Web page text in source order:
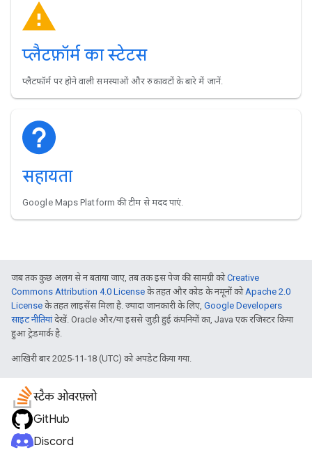
प्लैटफ़ॉर्म का स्टेटस
प्लैटफ़ॉर्म पर होने वाली समस्याओं और रुकावटों के बारे में जानें.
सहायता
Google Maps Platform की टीम से मदद पाएं.
जब तक कुछ अलग से न बताया जाए, तब तक इस पेज की सामग्री कोCreative
Commons Attribution 4.0 License के तहत और कोड के नमूनों कोApache 2.0
License के तहत लाइसेंस मिला है. ज़्यादा जानकारी के लिए, Google Developers
साइट नीतियांदेखें. Oracle और/या इससे जुड़ी हुई कंपनियों का, Java एक रजिस्टर किया
हुआ ट्रेडमार्क है.
आखिरी बार 2025-11-18 (UTC) को अपडेट किया गया.
स्टैक ओवरफ़्लो
GitHub
Discord